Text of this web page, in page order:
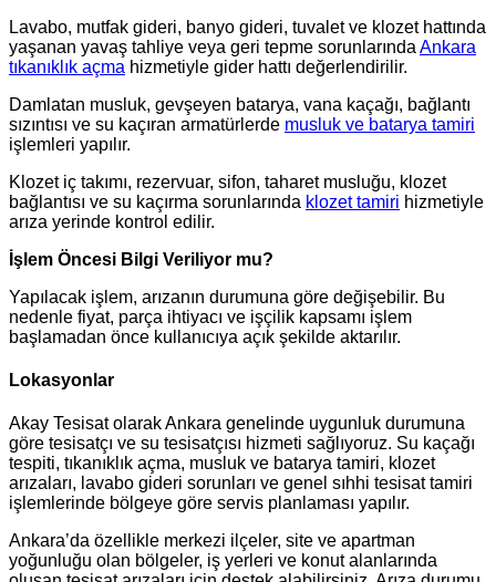
Lavabo, mutfak gideri, banyo gideri, tuvalet ve klozet hattında
yaşanan yavaş tahliye veya geri tepme sorunlarında Ankara
tıkanıklık açma hizmetiyle gider hattı değerlendirilir.
Damlatan musluk, gevşeyen batarya, vana kaçağı, bağlantı
sızıntısı ve su kaçıran armatürlerde musluk ve batarya tamiri
işlemleri yapılır.
Klozet iç takımı, rezervuar, sifon, taharet musluğu, klozet
bağlantısı ve su kaçırma sorunlarında klozet tamiri hizmetiyle
arıza yerinde kontrol edilir.
İşlem Öncesi Bilgi Veriliyor mu?
Yapılacak işlem, arızanın durumuna göre değişebilir. Bu
nedenle fiyat, parça ihtiyacı ve işçilik kapsamı işlem
başlamadan önce kullanıcıya açık şekilde aktarılır.
Lokasyonlar
Akay Tesisat olarak Ankara genelinde uygunluk durumuna
göre tesisatçı ve su tesisatçısı hizmeti sağlıyoruz. Su kaçağı
tespiti, tıkanıklık açma, musluk ve batarya tamiri, klozet
arızaları, lavabo gideri sorunları ve genel sıhhi tesisat tamiri
işlemlerinde bölgeye göre servis planlaması yapılır.
Ankara’da özellikle merkezi ilçeler, site ve apartman
yoğunluğu olan bölgeler, iş yerleri ve konut alanlarında